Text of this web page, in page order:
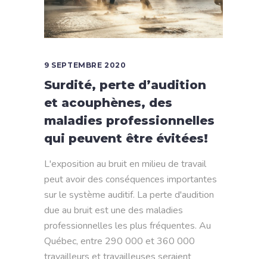
9 SEPTEMBRE 2020
Surdité, perte d’audition
et acouphènes, des
maladies professionnelles
qui peuvent être évitées!
L'exposition au bruit en milieu de travail
peut avoir des conséquences importantes
sur le système auditif. La perte d'audition
due au bruit est une des maladies
professionnelles les plus fréquentes. Au
Québec, entre 290 000 et 360 000